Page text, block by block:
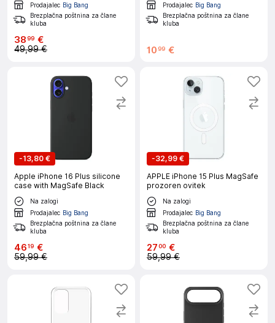
Prodajalec Big Bang
Brezplačna poštnina za člane
kluba
3899 €
49,99 €
Prodajalec Big Bang
Brezplačna poštnina za člane
kluba
10 99 €
-13,80 €
Apple iPhone 16 Plus silicone
case with MagSafe Black
Na zalogi
Prodajalec Big Bang
Brezplačna poštnina za člane
kluba
4619 €
59,99 €
-32,99 €
APPLE iPhone 15 Plus MagSafe
prozoren ovitek
Na zalogi
Prodajalec Big Bang
Brezplačna poštnina za člane
kluba
2700 €
59,99 €